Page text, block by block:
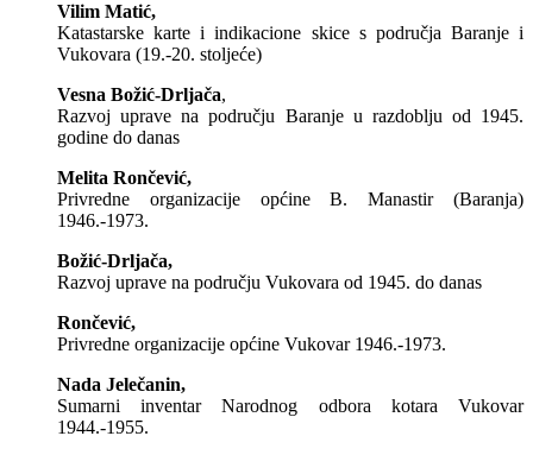
Vilim Matić,
Katastarske karte i indikacione skice s područja Baranje i
Vukovara (19.-20. stoljeće)
Vesna Božić-Drljača,
Razvoj uprave na području Baranje u razdoblju od 1945.
godine do danas
Melita Rončević,
Privredne organizacije općine B. Manastir (Baranja)
1946.-1973.
Božić-Drljača,
Razvoj uprave na području Vukovara od 1945. do danas
Rončević,
Privredne organizacije općine Vukovar 1946.-1973.
Nada Jelečanin,
Sumarni inventar Narodnog odbora kotara Vukovar
1944.-1955.